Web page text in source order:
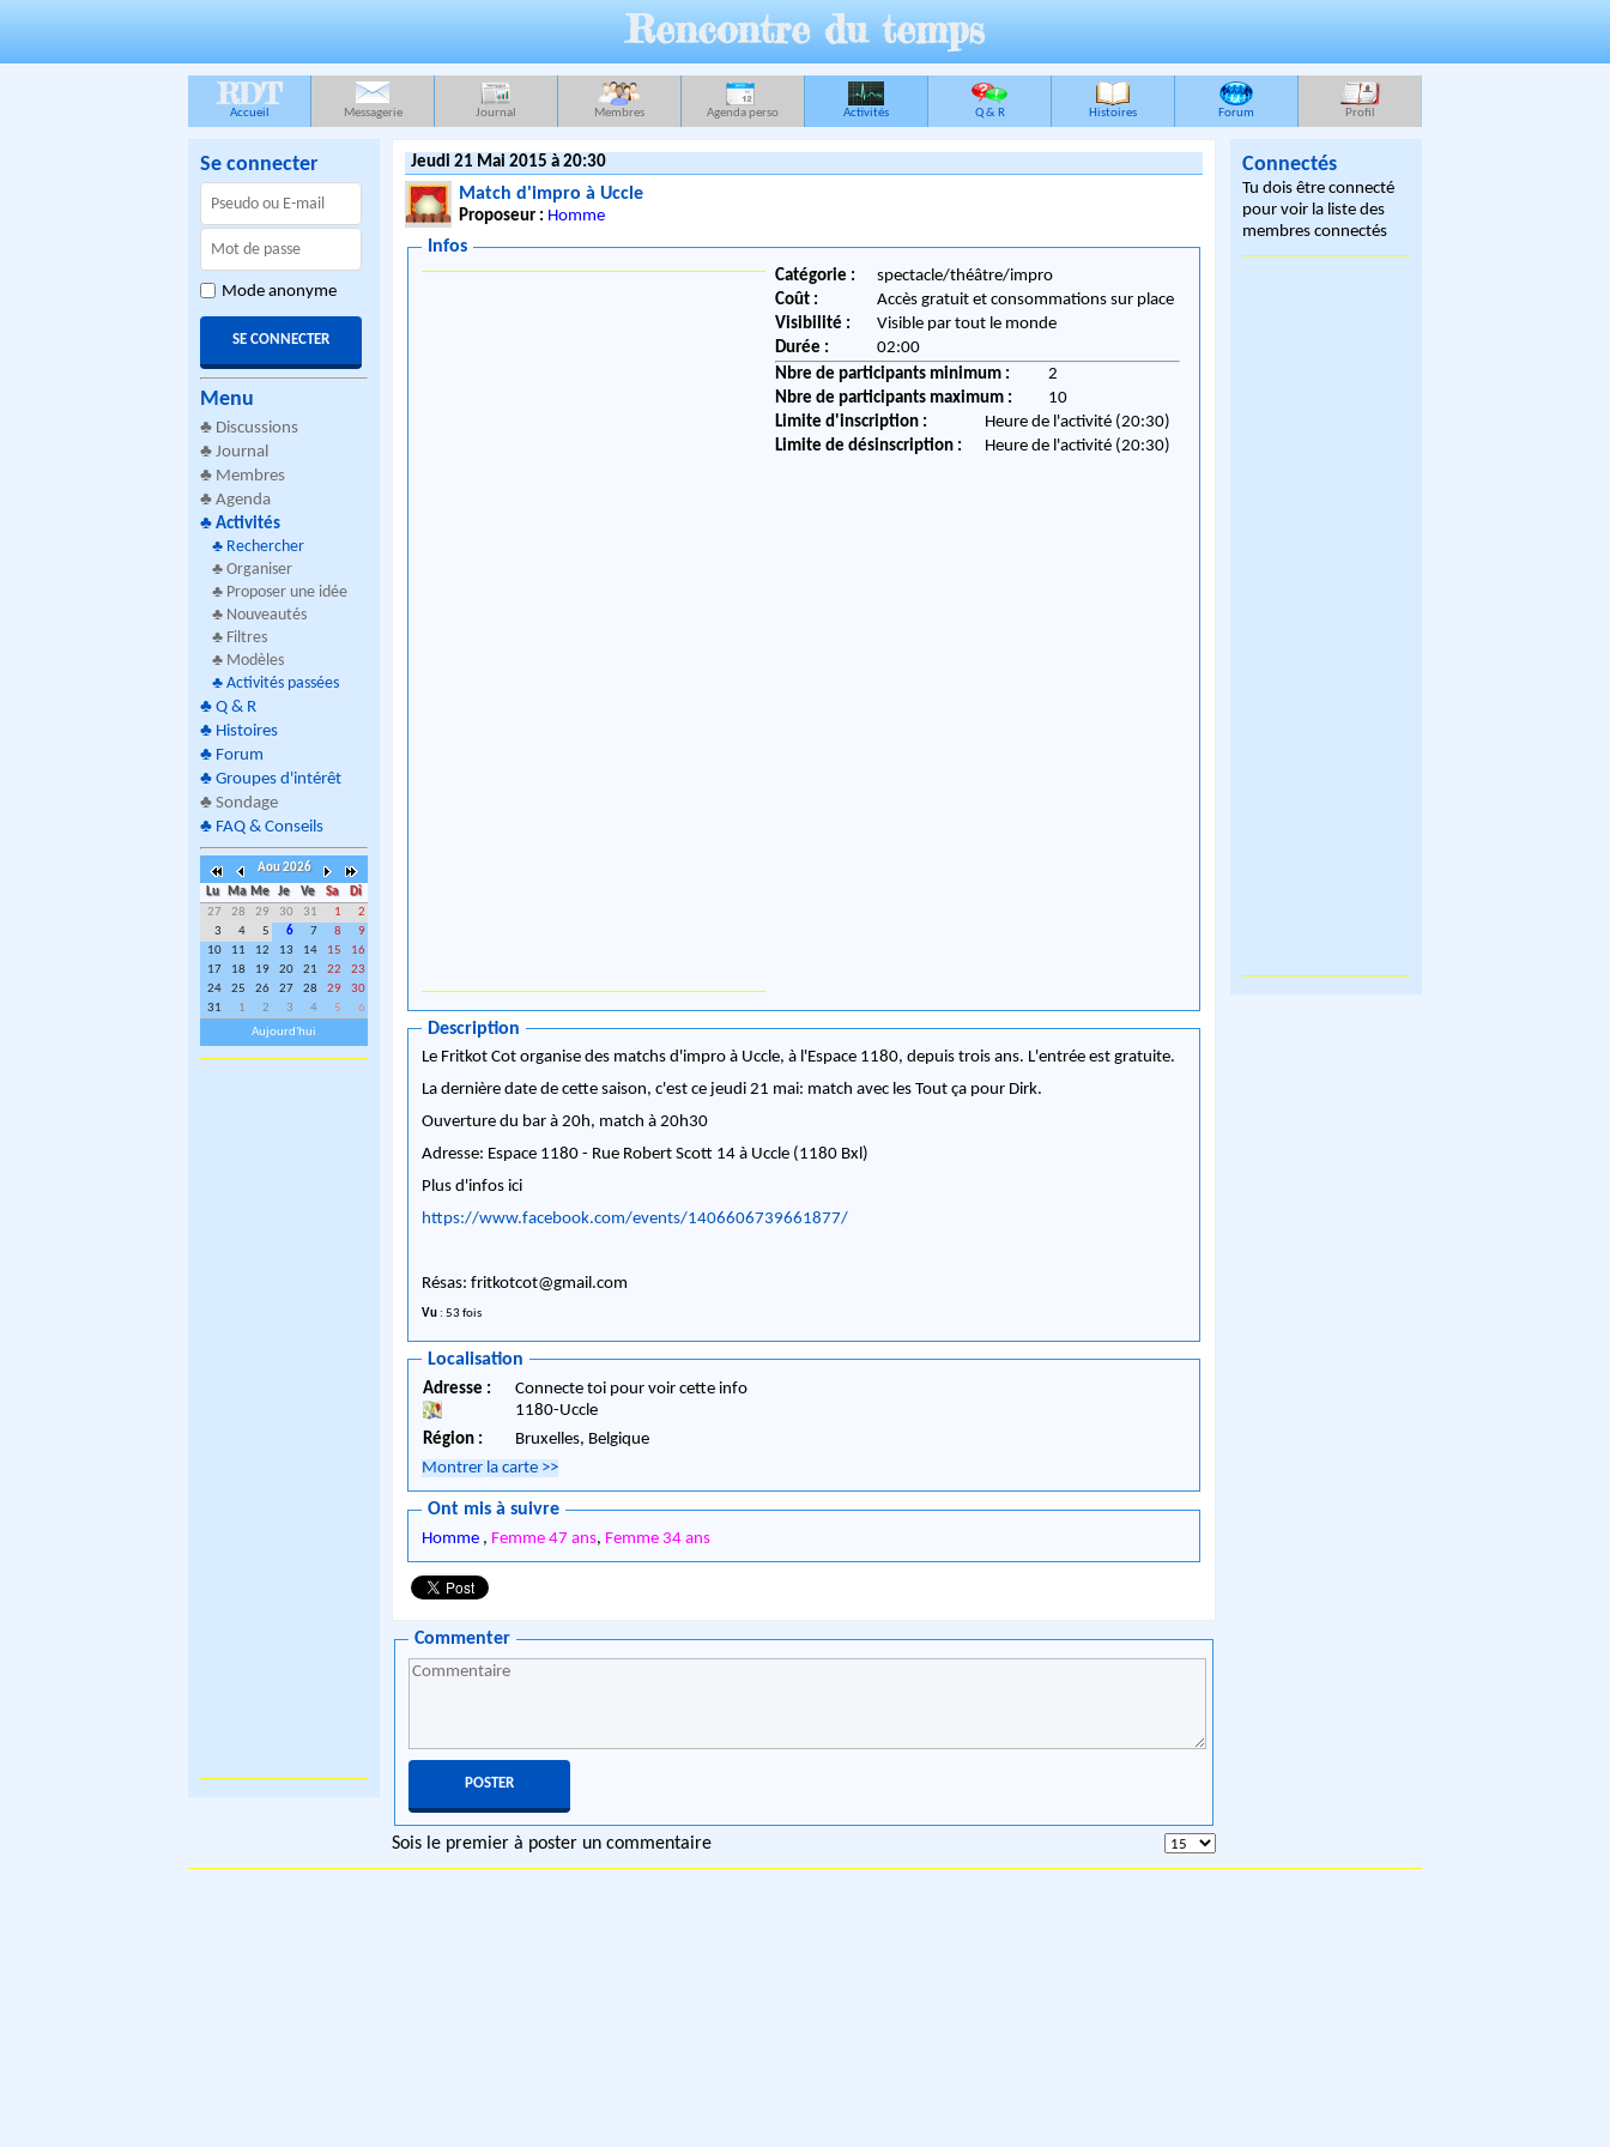
Rencontre du temps
RDT
Accueil Messagerie Journal Membres Agenda perso Activités Q & R Histoires Forum Profil
Se connecter
Mode anonyme
Menu
♣ Discussions
♣ Journal
♣ Membres
♣ Agenda
♣ Activités
♣ Rechercher
♣ Organiser
♣ Proposer une idée
♣ Nouveautés
♣ Filtres
♣ Modèles
♣ Activités passées
♣ Q & R
♣ Histoires
♣ Forum
♣ Groupes d'intérêt
♣ Sondage
♣ FAQ & Conseils
Aou 2026
Lu
Ma Me Je Ve Sa
Di
27
28 29 30 31 1
2
3
4 5 6 7 8
9
10
11 12 13 14 15
16
17
18 19 20 21 22
23
24
25 26 27 28 29
30
31
1 2 3 4 5
6
Aujourd'hui
Jeudi 21 Mai 2015 à 20:30
Match d'impro à Uccle
Proposeur : Homme
Infos
Catégorie :
spectacle/théâtre/impro
Coût :
Accès gratuit et consommations sur place
Visibilité :
Visible par tout le monde
Durée :
02:00
Nbre de participants minimum :
2
Nbre de participants maximum :
10
Limite d'inscription :
Heure de l'activité (20:30)
Limite de désinscription :
Heure de l'activité (20:30)
Description
Le Fritkot Cot organise des matchs d'impro à Uccle, à l'Espace 1180, depuis trois ans. L'entrée est gratuite.
La dernière date de cette saison, c'est ce jeudi 21 mai: match avec les Tout ça pour Dirk.
Ouverture du bar à 20h, match à 20h30
Adresse: Espace 1180 - Rue Robert Scott 14 à Uccle (1180 Bxl)
Plus d'infos ici
https://www.facebook.com/events/1406606739661877/
Résas:fritkotcot@gmail.com
Vu : 53 fois
Localisation
Adresse :
Connecte toi pour voir cette info
1180-Uccle
Région :
Bruxelles, Belgique
Montrer la carte >>
Ont mis à suivre
Homme , Femme 47 ans, Femme 34 ans
Commenter
Sois le premier à poster un commentaire
Connectés
Tu dois être connecté
pour voir la liste des
membres connectés